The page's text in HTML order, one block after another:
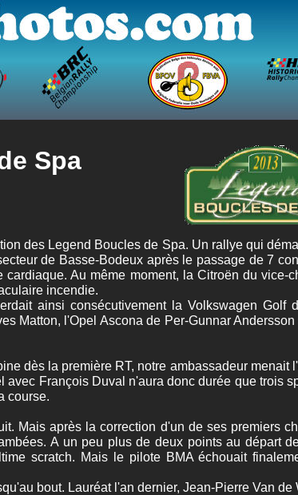
Spa
des Legend Boucles de Spa. Un rallye qui
de Basse-Bodeux après le passage de 7
Au même moment, la Citroën du vice-
incendie.
ainsi consécutivement la Volkswagen Golf
Matton, l'Opel Ascona de Per-Gunnar
dès la première RT, notre ambassadeur menait
François Duval n'aura donc durée que trois
course.
Mais après la correction d'un de ses premiers
A un peu plus de deux points au départ
scratch. Mais le pilote BMA échouait
bout. Lauréat l'an dernier, Jean-Pierre Van de